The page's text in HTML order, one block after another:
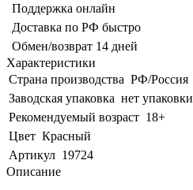
Поддержка онлайн
Доставка по РФ быстро
Обмен/возврат 14 дней
Характеристики
Страна производства РФ/Россия
Заводская упаковка нет упаковки
Рекомендуемый возраст 18+
Цвет Красный
Артикул 19724
Описание